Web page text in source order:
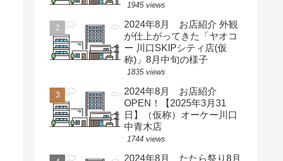
1945 views
2024年8月 お店紹介 外観
が仕上がってきた「ヤオコ
ー 川口SKIPシティ店(仮
称)」8月中旬の様子
1835 views
2024年8月 お店紹介
OPEN！【2025年3月31
日】（仮称）オーケー川口
中青木店
1744 views
2024年8月 たたら祭り8月